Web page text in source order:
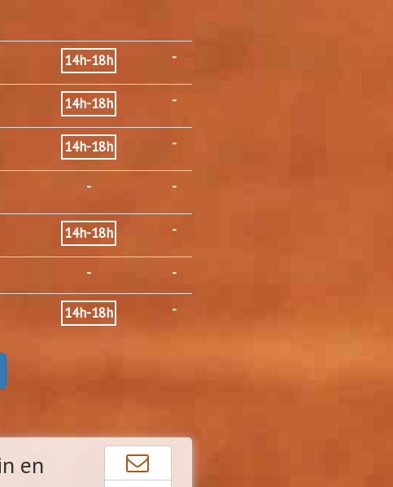
14h-18h -
14h-18h -
14h-18h -
- -
14h-18h -
- -
14h-18h -
en